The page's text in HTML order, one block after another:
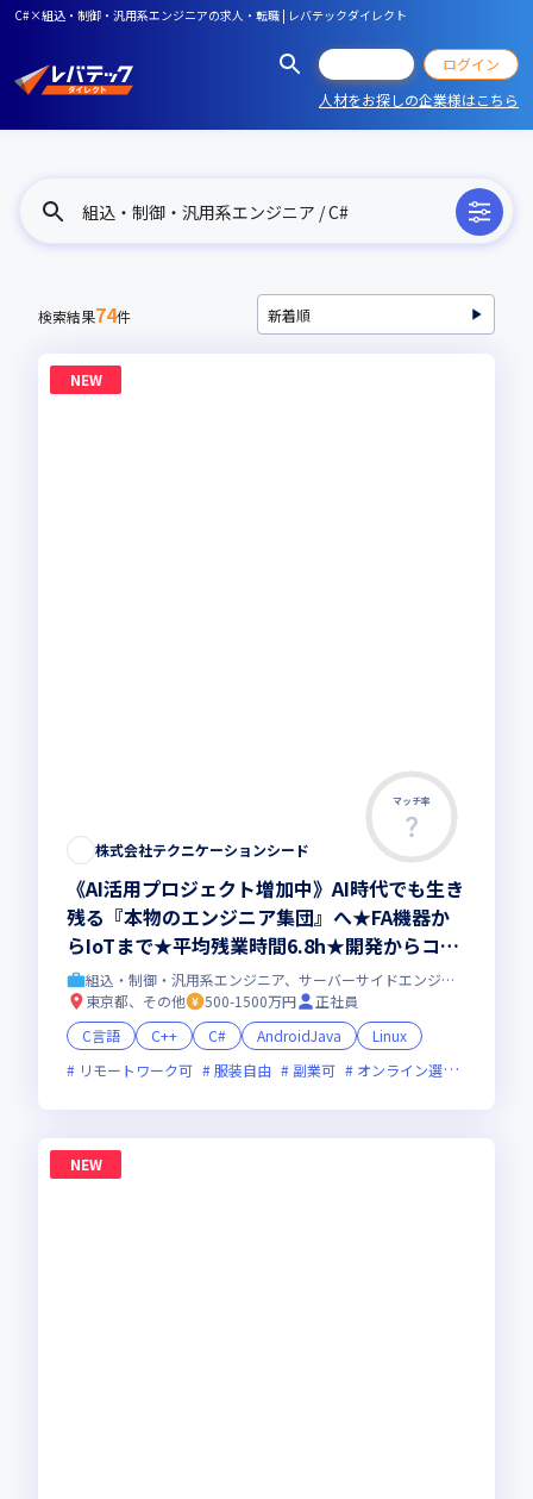
C#×組込・制御・汎用系エンジニアの求人・転職 | レバテックダイレクト
ログイン
人材をお探しの企業様はこちら
組込・制御・汎用系エンジニア / C#
検索結果74件
NEW
マッチ率
株式会社テクニケーションシード
《AI活用プロジェクト増加中》AI時代でも生き
残る『本物のエンジニア集団』へ★FA機器か
らIoTまで★平均残業時間6.8h★開発からコン
サル領域まで、一気通貫でキャリアを作りたい
あなたにオススメの環境です！
組込・制御・汎用系エンジニア、サーバーサイドエンジニア
東京都、その他
500-1500万円
正社員
C言語
C++ C# AndroidJava
Linux
リモートワーク可
服装自由 副業可 オンライン選考可
NEW